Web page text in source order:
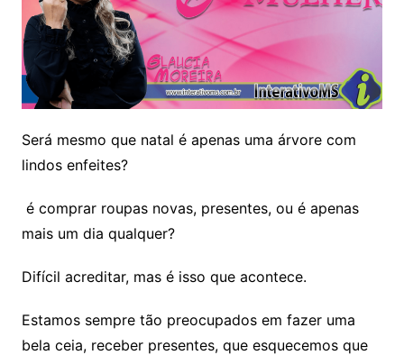
Será mesmo que natal é apenas uma árvore com
lindos enfeites?
é comprar roupas novas, presentes, ou é apenas
mais um dia qualquer?
Difícil acreditar, mas é isso que acontece.
Estamos sempre tão preocupados em fazer uma
bela ceia, receber presentes, que esquecemos que